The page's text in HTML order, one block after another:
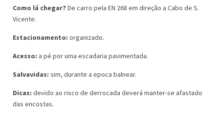
Como lá chegar? De carro pela EN 268 em direção a Cabo de S.
Vicente.
Estacionamento: organizado.
Acesso: a pé por uma escadaria pavimentada.
Salvavidas: sim, durante a epoca balnear.
Dicas: devido ao risco de derrocada deverá manter-se afastado
das encostas.